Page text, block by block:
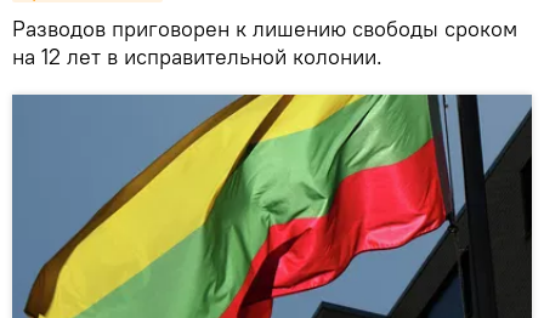
Разводов приговорен к лишению свободы сроком
на 12 лет в исправительной колонии.